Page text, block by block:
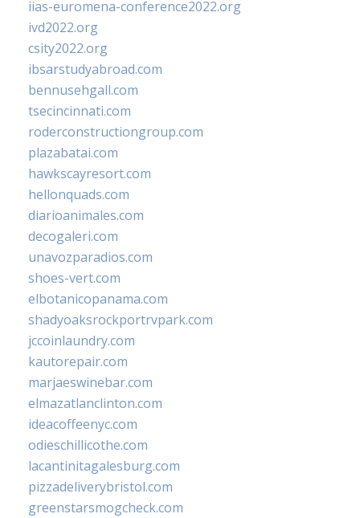
iias-euromena-conference2022.org
ivd2022.org
csity2022.org
ibsarstudyabroad.com
bennusehgall.com
tsecincinnati.com
roderconstructiongroup.com
plazabatai.com
hawkscayresort.com
hellonquads.com
diarioanimales.com
decogaleri.com
unavozparadios.com
shoes-vert.com
elbotanicopanama.com
shadyoaksrockportrvpark.com
jccoinlaundry.com
kautorepair.com
marjaeswinebar.com
elmazatlanclinton.com
ideacoffeenyc.com
odieschillicothe.com
lacantinitagalesburg.com
pizzadeliverybristol.com
greenstarsmogcheck.com